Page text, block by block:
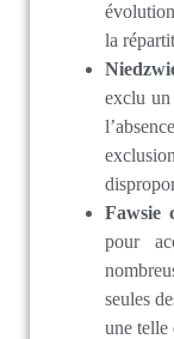
la
exclu un
Fawsie
pour
seules
une telle